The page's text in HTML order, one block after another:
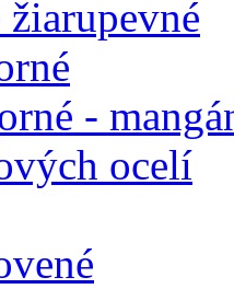
-
ocelí